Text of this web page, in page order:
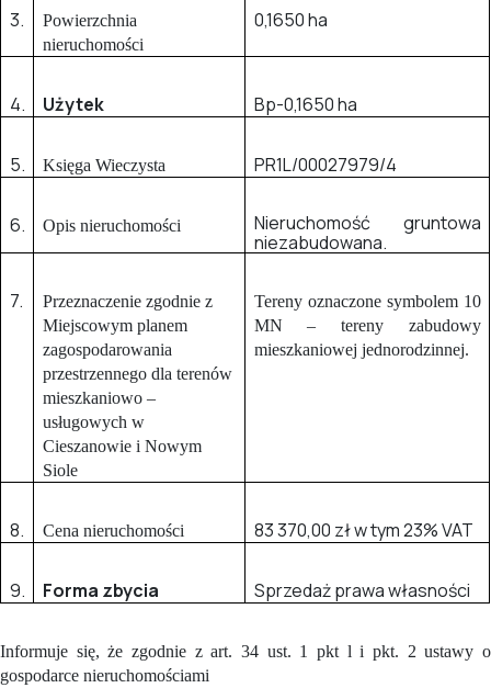
3.
Powierzchnia
nieruchomości
0,1650 ha
4. Użytek Bp-0,1650 ha
5. Księga Wieczysta PR1L/00027979/4
6. Opis nieruchomości
Nieruchomość gruntowa
niezabudowana.
7.
Przeznaczenie zgodnie z
Miejscowym planem
zagospodarowania
przestrzennego dla terenów
mieszkaniowo –
usługowych w
Cieszanowie i Nowym
Siole
Tereny oznaczone symbolem 10
MN – tereny zabudowy
mieszkaniowej jednorodzinnej.
8. Cena nieruchomości 83 370,00 zł w tym 23% VAT
9. Forma zbycia Sprzedaż prawa własności
Informuje się, że zgodnie z art. 34 ust. 1 pkt l i pkt. 2 ustawy o
gospodarce nieruchomościami